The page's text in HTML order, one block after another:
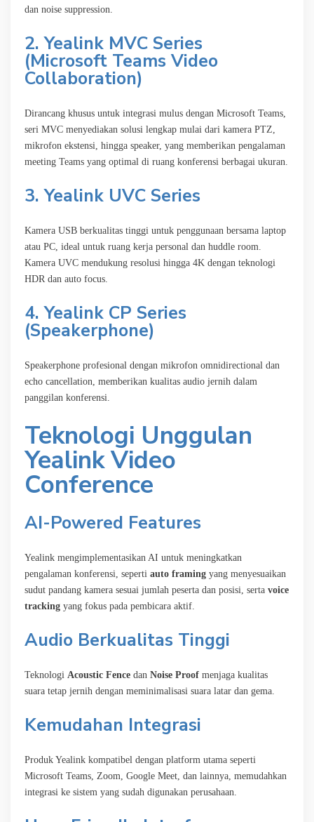
dan noise suppression.
2.Yealink MVC Series
(Microsoft Teams Video
Collaboration)
Dirancang khusus untuk integrasi mulus dengan Microsoft Teams,
seri MVC menyediakan solusi lengkap mulai dari kamera PTZ,
mikrofon ekstensi, hingga speaker, yang memberikan pengalaman
meeting Teams yang optimal di ruang konferensi berbagai ukuran.
3.Yealink UVC Series
Kamera USB berkualitas tinggi untuk penggunaan bersama laptop
atau PC, ideal untuk ruang kerja personal dan huddle room.
Kamera UVC mendukung resolusi hingga 4K dengan teknologi
HDR dan auto focus.
4.Yealink CP Series
(Speakerphone)
Speakerphone profesional dengan mikrofon omnidirectional dan
echo cancellation, memberikan kualitas audio jernih dalam
panggilan konferensi.
Teknologi Unggulan
Yealink Video
Conference
AI-Powered Features
Yealink mengimplementasikan AI untuk meningkatkan
pengalaman konferensi, seperti auto framing yang menyesuaikan
sudut pandang kamera sesuai jumlah peserta dan posisi, serta voice
tracking yang fokus pada pembicara aktif.
Audio Berkualitas Tinggi
Teknologi Acoustic Fence dan Noise Proof menjaga kualitas
suara tetap jernih dengan meminimalisasi suara latar dan gema.
Kemudahan Integrasi
Produk Yealink kompatibel dengan platform utama seperti
Microsoft Teams, Zoom, Google Meet, dan lainnya, memudahkan
integrasi ke sistem yang sudah digunakan perusahaan.